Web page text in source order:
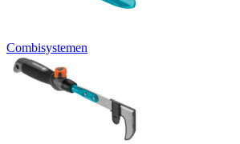
Combisystemen